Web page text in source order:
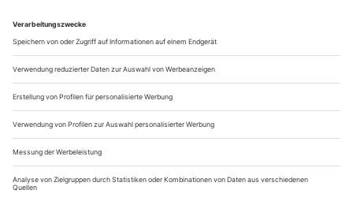
In den vergangenen Jahren ließ sich ein verstärktes Interesse
an Lucinda Childs beobachten, zudem entwickelte die heute
85-jährige Pionierin des postmodernen Tanzes zuletzt auch
wieder neue Stücke. Die Ausstellung «Dancing Page in Hand»
dagegen konzentriert sich auf Childs’ Frühwerk aus den
1960ern und 70ern, in dem die Künstlerin Raum als...
Zora Snake «Combat des lianes»
Freiburg